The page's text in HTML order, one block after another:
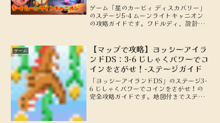
ゲーム「星のカービィ ディスカバリー」
のステージ5-4 ムーンライトキャニオン
の攻略ガイドです。ワドルディ、設計図
ゲーム
【マップで攻略】ヨッシーアイラ
ンドDS：3-6 じしゃくパワーでコ
インをさがせ！-ステージガイド
「ヨッシーアイランドDS」のステージ3-
6 じしゃくパワーでコインをさがせ！の
完全攻略ガイドです。地図付きでステー